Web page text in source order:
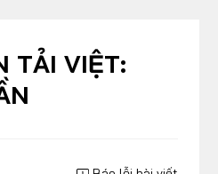
trị
TẢI VIỆT: